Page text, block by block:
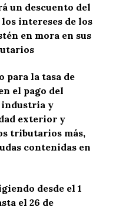
un descuento del
los intereses de los
en mora en sus
para la tasa de
el pago del
industria y
exterior y
tributarios más,
contenidas en
desde el 1
el 26 de